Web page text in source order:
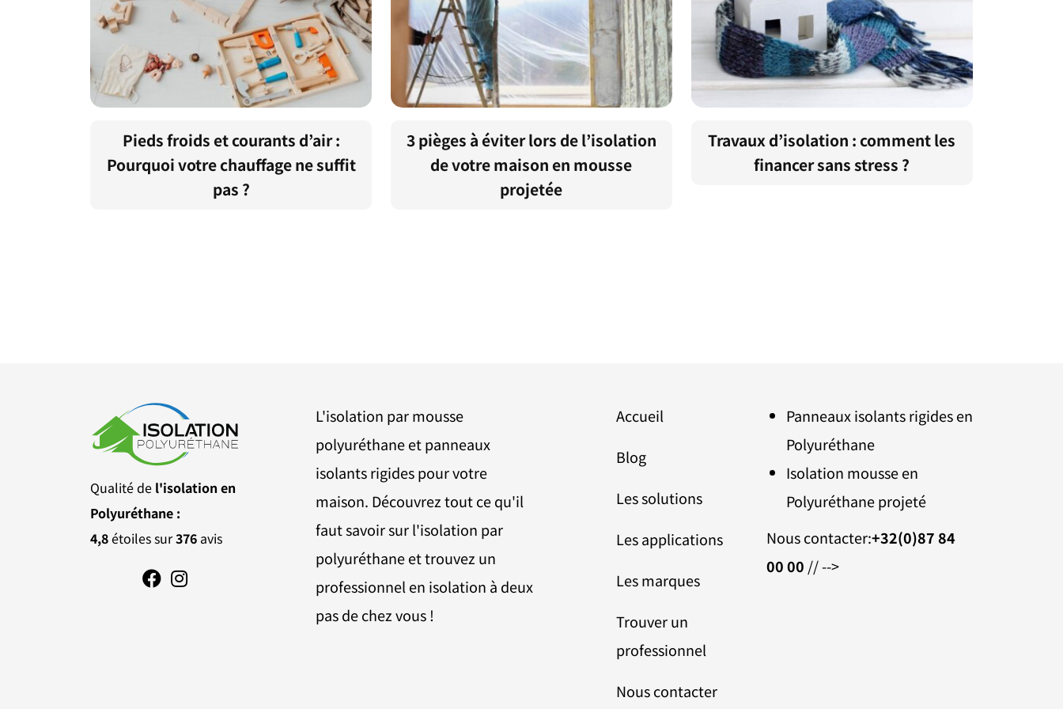
Pieds froids et courants d’air :
Pourquoi votre chauffage ne suffit
pas ?
3 pièges à éviter lors de l’isolation
de votre maison en mousse
projetée
Travaux d’isolation : comment les
financer sans stress ?
Qualité de l'isolation en
Polyuréthane :
4,8étoiles sur376 avis
L'isolation par mousse
polyuréthane et panneaux
isolants rigides pour votre
maison. Découvrez tout ce qu'il
faut savoir sur l'isolation par
polyuréthane et trouvez un
professionnel en isolation à deux
pas de chez vous !
Accueil
Blog
Les solutions
Les applications
Les marques
Trouver un
professionnel
Nous contacter
Panneaux isolants rigides en
Polyuréthane
Isolation mousse en
Polyuréthane projeté
Nous contacter:+32(0)87 84
00 00 // -->